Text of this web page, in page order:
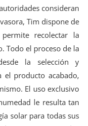
consideran
Tim dispone de
recolectar la
Todo el proceso de la
la selección y
el producto acabado,
El uso exclusivo
le resulta tan
solar para todas sus